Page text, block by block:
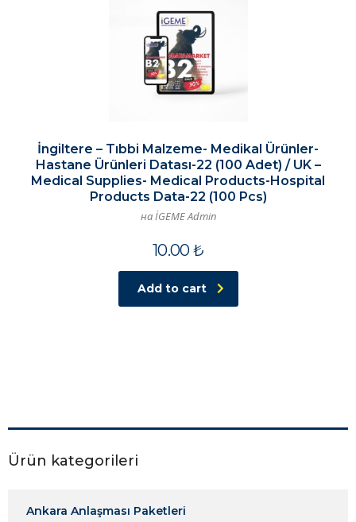
İngiltere – Tıbbi Malzeme- Medikal Ürünler-
Hastane Ürünleri Datası-22 (100 Adet) / UK –
Medical Supplies- Medical Products-Hospital
Products Data-22 (100 Pcs)
на İGEME Admin
10.00₺
Add to cart
Ürün kategorileri
Ankara Anlaşması Paketleri